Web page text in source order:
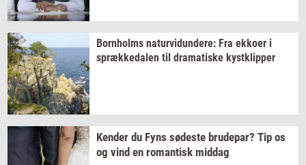
Born­holms na­tur­vi­dun­de­re: Fra ek­ko­er i
spræk­ke­da­len til dra­ma­ti­ske kyst­klip­per
Ken­der du Fyns sø­de­ste bru­de­par? Tip os
og vind en ro­man­tisk mid­dag